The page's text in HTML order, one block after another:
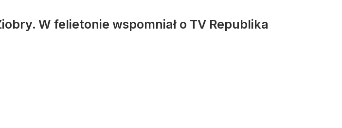
W felietonie wspomniał o TV Republika